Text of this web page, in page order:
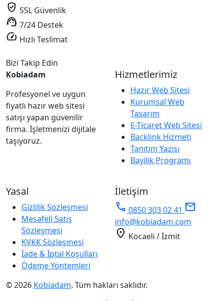
verified_user SSL Güvenlik
support_agent 7/24 Destek
speed Hızlı Teslimat
Bizi Takip Edin
Kobiadam
Profesyonel ve uygun
fiyatlı hazır web sitesi
satışı yapan güvenilir
firma. İşletmenizi dijitale
taşıyoruz.
Hizmetlerimiz
Hazır Web Sitesi
Kurumsal Web
Tasarım
E-Ticaret Web Sitesi
Backlink Hizmeti
Tanıtım Yazısı
Bayilik Programı
Yasal
Gizlilik Sözleşmesi
Mesafeli Satış
Sözleşmesi
KVKK Sözleşmesi
İade & İptal Koşulları
Ödeme Yöntemleri
İletişim
phone 0850 303 02 41 mail
info@kobiadam.com
location_on Kocaeli / İzmit
© 2026 Kobiadam. Tüm hakları saklıdır.